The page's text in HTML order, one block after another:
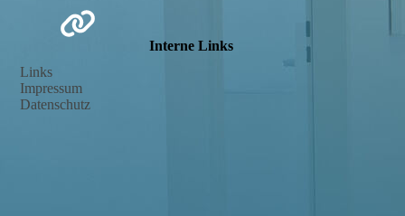
Interne Links
Links
Impressum
Datenschutz